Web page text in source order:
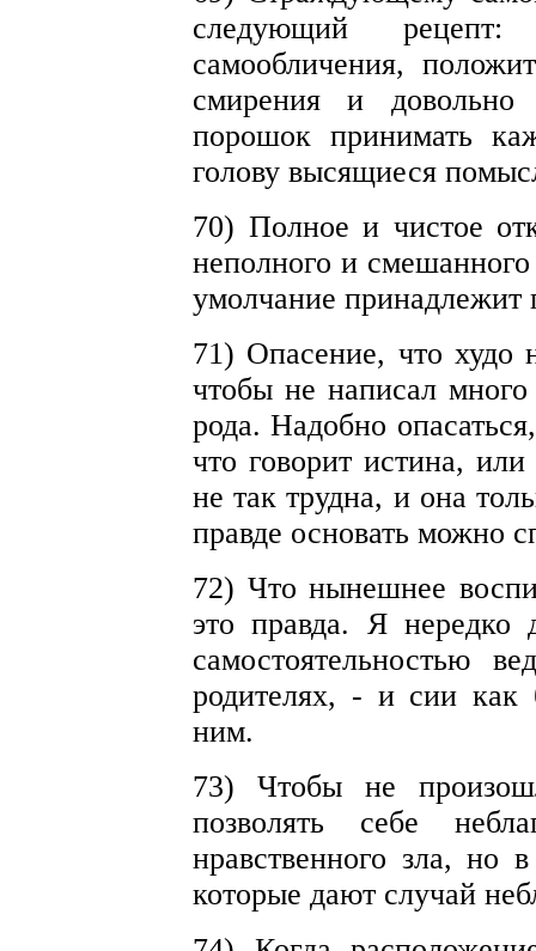
следующий рецепт:
самообличения,
смирения и довольно
порошок принимать
голову высящиеся
70) Полное и чистое
неполного и смешанного
умолчание
71) Опасение, что
чтобы не написал
рода. Надобно
что говорит истина,
не так трудна, и она
правде основать можно
72) Что нынешнее
это правда. Я
самостоятельностью
родителях, - и сии как
ним.
73) Чтобы не
позволять себе
нравственного зла, но
которые дают случай